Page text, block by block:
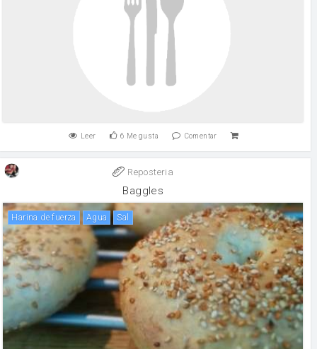
Leer 6 Me gusta Comentar
Reposteria
Baggles
harina de fuerza agua sal